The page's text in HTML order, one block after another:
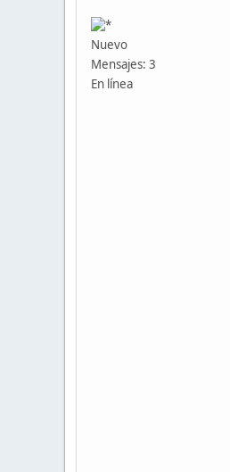
Nuevo
Mensajes: 3
En línea